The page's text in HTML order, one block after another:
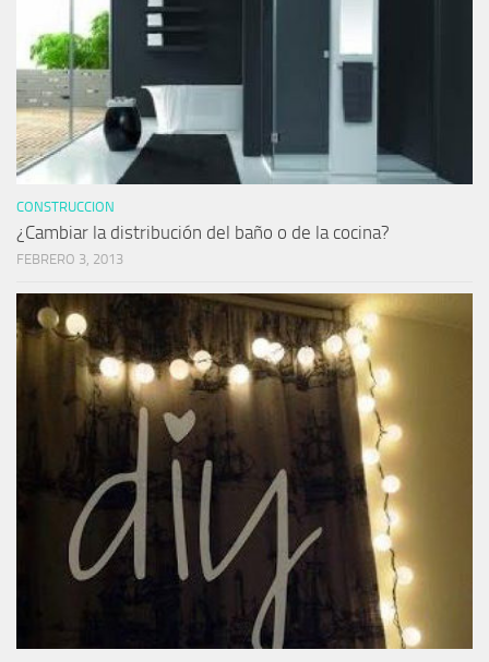
CONSTRUCCION
¿Cambiar la distribución del baño o de la cocina?
FEBRERO 3, 2013